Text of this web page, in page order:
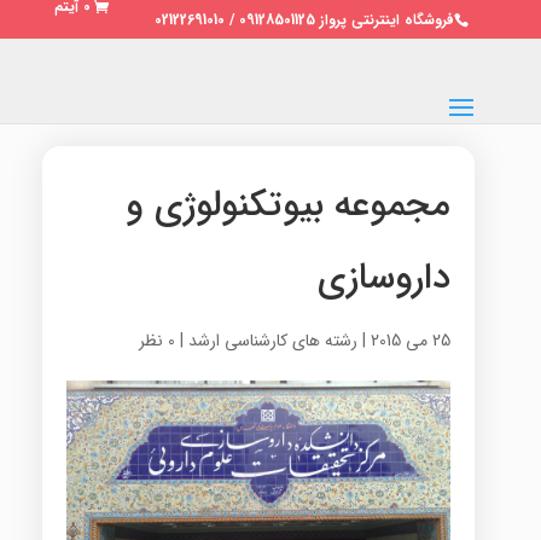
فروشگاه اینترنتی پرواز 09128501125 / 02122691010
0 آیتم
مجموعه بیوتکنولوژی و
داروسازی
25 می 2015 | رشته های کارشناسی ارشد | 0 نظر